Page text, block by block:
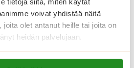
tietoja siitä, miten käytät
voivat yhdistää näitä
joita olet antanut heille tai joita on
heidän palvelujaan.
keskellä
kotisi on